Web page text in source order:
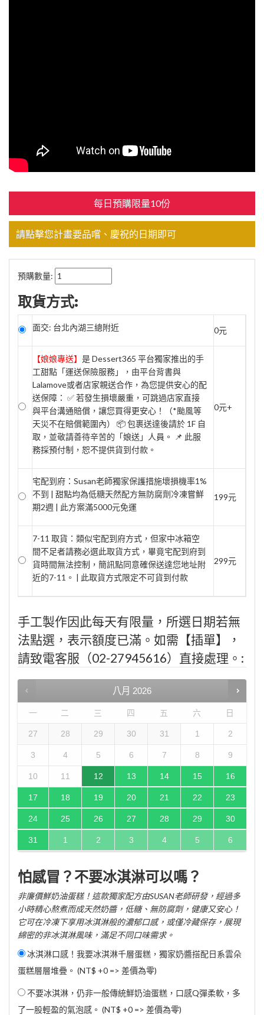
每日預購限量10份
請點擊您計畫要品嚐、慶祝的日期即可
預購數量:
取貨方式:
面交: 台北內湖三總附近 0元
【娘娘專送】 是 Dessert365 平台獨家推出的手
工甜點「運送保險服務」，由平台背書與
Lalamove或者店家親送合作，為您提供安心的配
送保障： ✅ 若發生損壞嚴重，可跳過店家直接
與平台溝通賠償，讓您買得更安心！（*颱風等
天災不在賠償範圍內） 📦 包裹送達後請於 1F 自
取，並敬請善待辛苦的「娘送」人員。 📌 此服
務採預付制，恕不提供貨到付款。
0元+
宅配到府：Susan老師獨家保護措施壞損機率1%
不到 | 甜點均為低糖天然配方無防腐劑冷凍嘗鮮
期2週 | 此方案滿5000元免運
199元
7-11 取貨：類似宅配到府方式，但家中冰箱空
間不足者請務必選此取貨方式，畢竟宅配到府到
貨時間無法控制，簡訊點同意確保送達您地址附
近的7-11。 | 此取貨方式限定不可貨到付款
299元
手工製作因此每天有限量，所選日期若無
法點選，表示額度已滿。如需【插單】，
請致電客服（02-27945616）直接處理。:
八月 2026
一 二 三 四 五 六 日
27 28 29 30 31 1 2
3 4 5 6 7 8 9
10 11 12 13 14 15 16
17 18 19 20 21 22 23
24 25 26 27 28 29 30
31 1 2 3 4 5 6
怕感冒？不要冰淇淋可以嗎？
非廉價鮮奶油蛋糕！這款獨家配方由SUSAN老師研發，經過多
小時精心熬煮而成天然奶醬，低糖、無防腐劑，健康又安心！
它可在冷凍下享用冰淇淋般的濃郁口感，或僅冷藏保存，展現
綿密的非冰淇淋風味，滿足不同口味需求。
冰淇淋口感！我要冰淇淋千層蛋糕，獨家奶醬搭配日系雲朵
蛋糕層層堆疊。 (NT$ +0 => 差價為零)
不要冰淇淋，仍非一般傳統鮮奶油蛋糕，口感Q彈柔軟，多
了一股輕盈的氣泡感。 (NT$ +0 => 差價為零)